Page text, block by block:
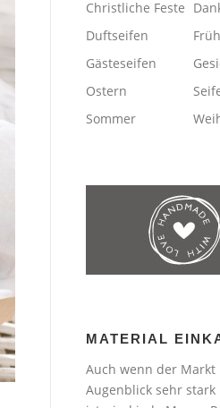
Christliche Feste
Duftseifen
Gästeseifen
Ostern
Sommer
MATERIAL
Auch wenn der Markt
Augenblick sehr stark